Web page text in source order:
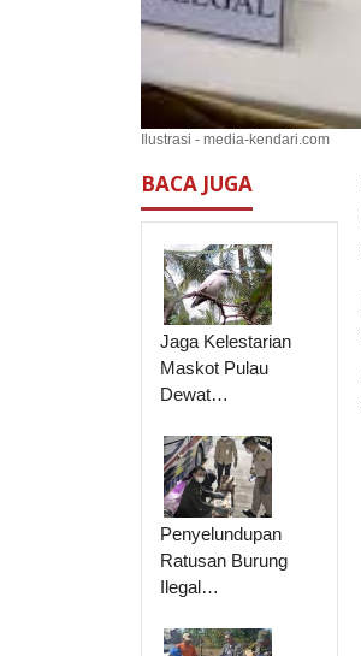
Ilustrasi - media-kendari.com
BACA JUGA
Jaga Kelestarian
Maskot Pulau
Dewat…
Penyelundupan
Ratusan Burung
Ilegal…